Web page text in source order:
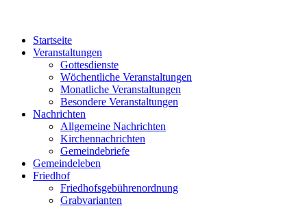
Startseite
Veranstaltungen
Gottesdienste
Wöchentliche Veranstaltungen
Monatliche Veranstaltungen
Besondere Veranstaltungen
Nachrichten
Allgemeine Nachrichten
Kirchennachrichten
Gemeindebriefe
Gemeindeleben
Friedhof
Friedhofsgebührenordnung
Grabvarianten